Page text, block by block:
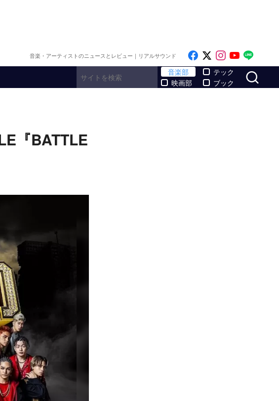
音楽・アーティストのニュースとレビュー｜リアルサウンド Like on Facebook
Follow on x
Follow on
Follow
音楽部
映画部
テック
ブック
『BATTLE